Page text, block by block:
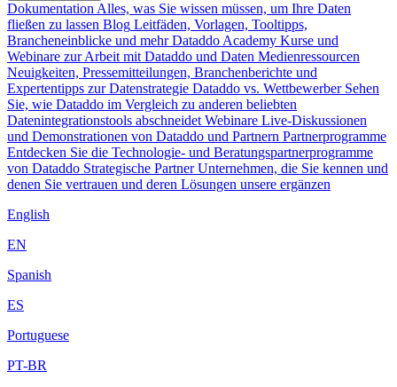
Dokumentation Alles, was Sie wissen müssen, um Ihre Daten
fließen zu lassen Blog Leitfäden, Vorlagen, Tooltipps,
Brancheneinblicke und mehr Dataddo Academy Kurse und
Webinare zur Arbeit mit Dataddo und Daten Medienressourcen
Neuigkeiten, Pressemitteilungen, Branchenberichte und
Expertentipps zur Datenstrategie Dataddo vs. Wettbewerber Sehen
Sie, wie Dataddo im Vergleich zu anderen beliebten
Datenintegrationstools abschneidet Webinare Live-Diskussionen
und Demonstrationen von Dataddo und Partnern Partnerprogramme
Entdecken Sie die Technologie- und Beratungspartnerprogramme
von Dataddo Strategische Partner Unternehmen, die Sie kennen und
denen Sie vertrauen und deren Lösungen unsere ergänzen
English
EN
Spanish
ES
Portuguese
PT-BR